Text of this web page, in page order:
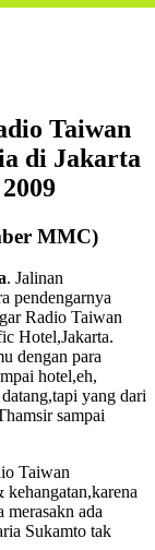
Taiwan
di Jakarta
MMC)
. Jalinan
pendengarnya
Radio Taiwan
Hotel,Jakarta.
dengan para
hotel,eh,
yang dari
sampai
Taiwan
kehangatan,karena
ada
Sukamto tak